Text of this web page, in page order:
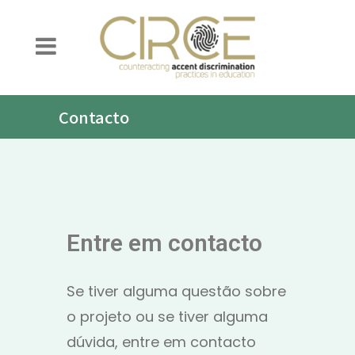
Contacto
Entre em contacto
Se tiver alguma questão sobre
o projeto ou se tiver alguma
dúvida, entre em contacto